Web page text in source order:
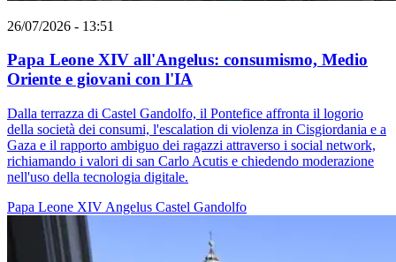
26/07/2026 - 13:51
Papa Leone XIV all'Angelus: consumismo, Medio
Oriente e giovani con l'IA
Dalla terrazza di Castel Gandolfo, il Pontefice affronta il logorio
della società dei consumi, l'escalation di violenza in Cisgiordania e a
Gaza e il rapporto ambiguo dei ragazzi attraverso i social network,
richiamando i valori di san Carlo Acutis e chiedendo moderazione
nell'uso della tecnologia digitale.
Papa Leone XIV Angelus Castel Gandolfo